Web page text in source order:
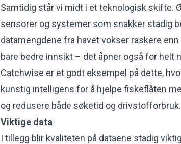
Samtidig står vi midt i et teknologisk skifte.
sensorer og systemer som snakker stadig
datamengdene fra havet vokser raskere
bare bedre innsikt – det åpner også for helt
Catchwise er et godt eksempel på dette,
kunstig intelligens for å hjelpe fiskeflåten
og redusere både søketid og drivstofforbruk.
Viktige data
I tillegg blir kvaliteten på dataene stadig